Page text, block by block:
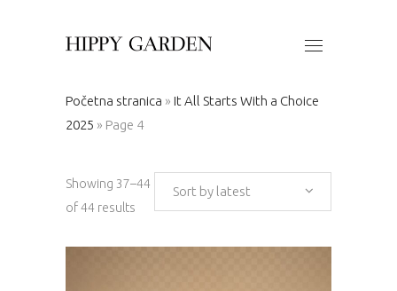
Početna stranica » It All Starts With a Choice
2025 » Page 4
Showing 37–44
of 44 results
Sort by latest